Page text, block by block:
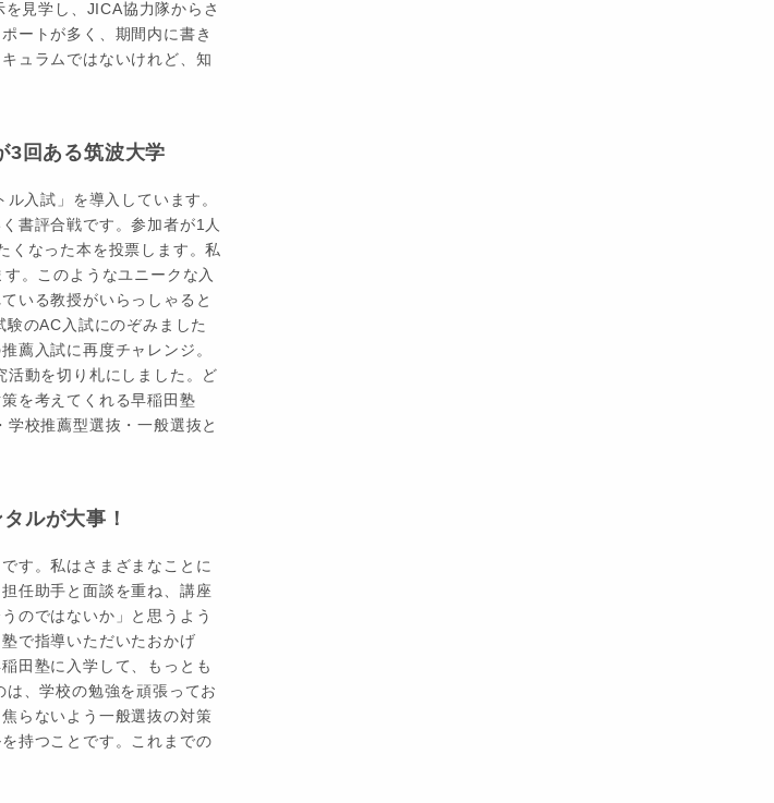
見学し、JICA協力隊からさ
ートが多く、期間内に書き
ュラムではないけれど、知
回ある筑波大学
入試」を導入しています。
書評合戦です。参加者が1人
くなった本を投票します。私
。このようなユニークな入
いる教授がいらっしゃると
のAC入試にのぞみました
薦入試に再度チャレンジ。
活動を切り札にしました。ど
を考えてくれる早稲田塾
校推薦型選抜・一般選抜と
ルが大事！
す。私はさまざまなことに
任助手と面談を重ね、講座
のではないか」と思うよう
で指導いただいたおかげ
田塾に入学して、もっとも
、学校の勉強を頑張ってお
らないよう一般選抜の対策
持つことです。これまでの